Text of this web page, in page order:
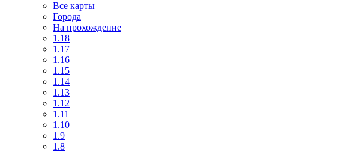
Все карты
Города
На прохождение
1.18
1.17
1.16
1.15
1.14
1.13
1.12
1.11
1.10
1.9
1.8